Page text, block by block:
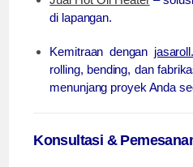
di lapangan.
Kemitraan dengan
rolling, bending, dan
menunjang proyek Anda
Konsultasi &